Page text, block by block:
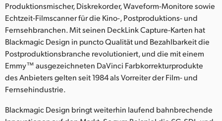
Produktionsmischer, Diskrekorder, Waveform-Monitore sowie
Echtzeit-Filmscanner für die Kino-, Postproduktions- und
Fernsehbranchen. Mit seinen DeckLink Capture-Karten hat
Blackmagic Design in puncto Qualität und Bezahlbarkeit die
Postproduktionsbranche revolutioniert, und die mit einem
Emmy™ ausgezeichneten DaVinci Farbkorrekturprodukte
des Anbieters gelten seit 1984 als Vorreiter der Film- und
Fernsehindustrie.
Blackmagic Design bringt weiterhin laufend bahnbrechende